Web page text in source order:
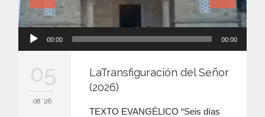
00:00 00:00
05
08 '26
LaTransfiguración del Señor
(2026)
TEXTO EVANGÉLICO “Seis días